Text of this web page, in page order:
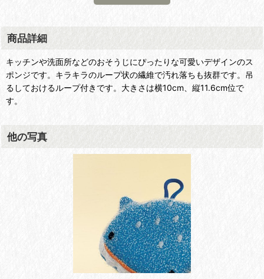
商品詳細
キッチンや洗面所などのおそうじにぴったりな可愛いデザインのス
ポンジです。キラキラのループ状の繊維で汚れ落ちも抜群です。吊
るしておけるループ付きです。大きさは横10cm、縦11.6cm位で
す。
他の写真